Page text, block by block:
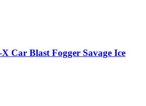
Car Blast Fogger Savage Ice